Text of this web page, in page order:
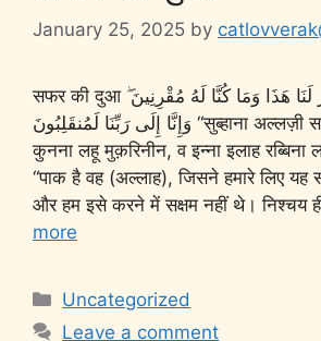
January 25, 2025 by
सफर की दुआ سُبْحَانَ الَّذِي سَخَّرَ لَنَا هَذَا وَمَا كُنَّا لَهُ مُقْرِنِينَ ۖ
وَإِنَّا إِلَى رَبِّنَا لَمُنقَلِبُونَ “सुब्हाना अल्लज़ी सख्खर लना हाज़ा व मा
कुनना लहू मुक़रिनीन, व इन्ना इलाह रब्बिना
“पाक है वह (अल्लाह), जिसने हमारे लिए
और हम इसे करने में सक्षम नहीं थे। निश्चय
more
Uncategorized
Leave a comment